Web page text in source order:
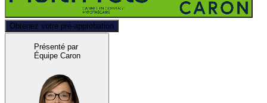
Obtenez votre pré-approbation
Présenté par
Équipe Caron